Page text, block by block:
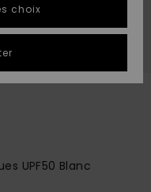
UPF50 Blanc
choix